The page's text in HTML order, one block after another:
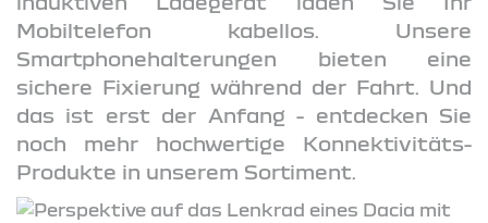
Mobiltelefon kabellos. Unsere
Smartphonehalterungen bieten eine
sichere Fixierung während der Fahrt. Und
das ist erst der Anfang - entdecken Sie
noch mehr hochwertige Konnektivitäts-
Produkte in unserem Sortiment.